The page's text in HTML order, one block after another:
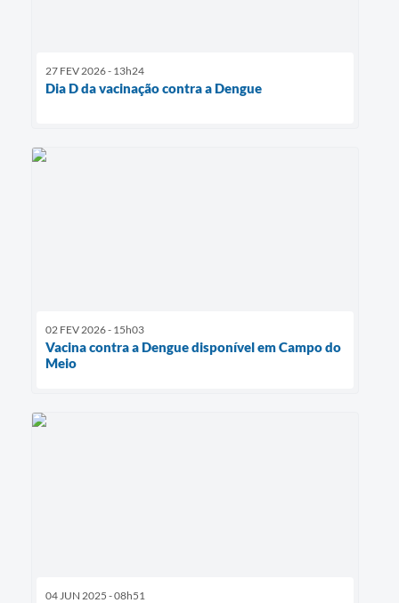
27 FEV 2026 - 13h24
Dia D da vacinação contra a Dengue
02 FEV 2026 - 15h03
Vacina contra a Dengue disponível em Campo do
Meio
04 JUN 2025 - 08h51